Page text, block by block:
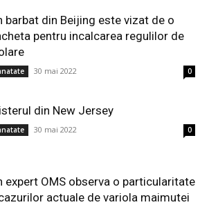
barbat din Beijing este vizat de o
pentru incalcarea regulilor de
30 mai 2022 0
din New Jersey
30 mai 2022 0
expert OMS observa o particularitate
actuale de variola maimutei